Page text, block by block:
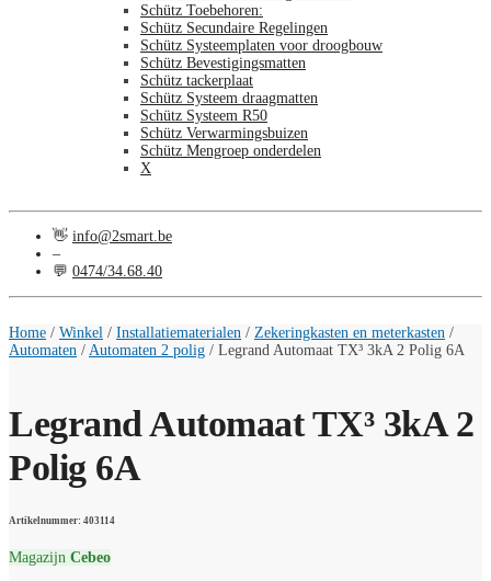
Schütz Toebehoren:
Schütz Secundaire Regelingen
Schütz Systeemplaten voor droogbouw
Schütz Bevestigingsmatten
Schütz tackerplaat
Schütz Systeem draagmatten
Schütz Systeem R50
Schütz Verwarmingsbuizen
Schütz Mengroep onderdelen
X
👋 info@2smart.be
–
💬 0474/34.68.40
Home / Winkel / Installatiematerialen / Zekeringkasten en meterkasten /
Automaten / Automaten 2 polig / Legrand Automaat TX³ 3kA 2 Polig 6A
Legrand Automaat TX³ 3kA 2
Polig 6A
Artikelnummer: 403114
Magazijn Cebeo